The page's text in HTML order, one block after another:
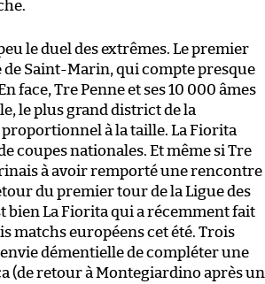
le duel des extrêmes. Le premier
Saint-Marin, qui compte presque
face, Tre Penne et ses 10 000 âmes
le plus grand district de la
proportionnel à la taille. La Fiorita
coupes nationales. Et même si Tre
à avoir remporté une rencontre
du premier tour de la Ligue des
bien La Fiorita qui a récemment fait
matchs européens cet été. Trois
démentielle de compléter une
(de retour à Montegiardino après un